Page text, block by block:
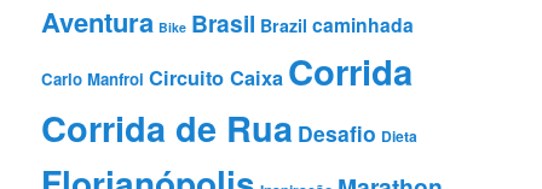
Aventura Bike Brasil Brazil caminhada
Carlo Manfroi Circuito Caixa Corrida
Corrida de Rua Desafio Dieta